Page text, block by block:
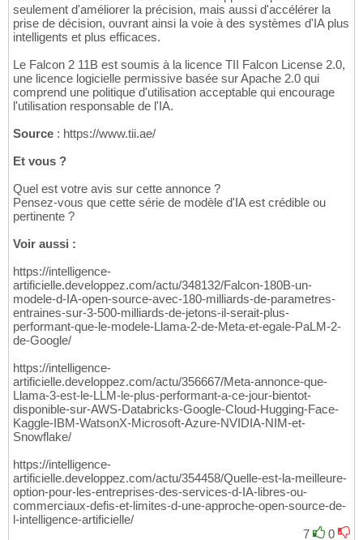
seulement d'améliorer la précision, mais aussi d'accélérer la
prise de décision, ouvrant ainsi la voie à des systèmes d'IA plus
intelligents et plus efficaces.
Le Falcon 2 11B est soumis à la licence TII Falcon License 2.0,
une licence logicielle permissive basée sur Apache 2.0 qui
comprend une politique d'utilisation acceptable qui encourage
l'utilisation responsable de l'IA.
Source : https://www.tii.ae/
Et vous ?
Quel est votre avis sur cette annonce ?
Pensez-vous que cette série de modèle d'IA est crédible ou
pertinente ?
Voir aussi :
https://intelligence-
artificielle.developpez.com/actu/348132/Falcon-180B-un-
modele-d-IA-open-source-avec-180-milliards-de-parametres-
entraines-sur-3-500-milliards-de-jetons-il-serait-plus-
performant-que-le-modele-Llama-2-de-Meta-et-egale-PaLM-2-
de-Google/
https://intelligence-
artificielle.developpez.com/actu/356667/Meta-annonce-que-
Llama-3-est-le-LLM-le-plus-performant-a-ce-jour-bientot-
disponible-sur-AWS-Databricks-Google-Cloud-Hugging-Face-
Kaggle-IBM-WatsonX-Microsoft-Azure-NVIDIA-NIM-et-
Snowflake/
https://intelligence-
artificielle.developpez.com/actu/354458/Quelle-est-la-meilleure-
option-pour-les-entreprises-des-services-d-IA-libres-ou-
commerciaux-defis-et-limites-d-une-approche-open-source-de-
l-intelligence-artificielle/
7
0